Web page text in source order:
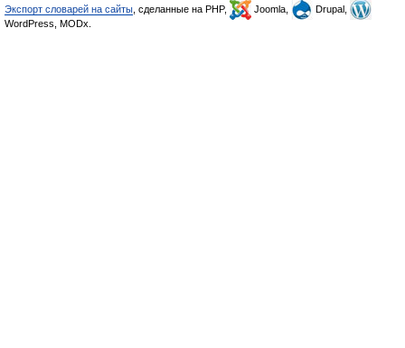
Экспорт словарей на сайты , сделанные на PHP, Joomla,
Drupal,
WordPress, MODx.